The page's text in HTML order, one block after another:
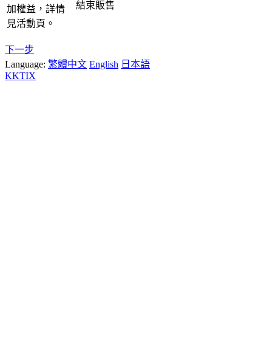
加權益，詳情
見活動頁。
結束販售
下一步
Language: 繁體中文 English 日本語
KKTIX